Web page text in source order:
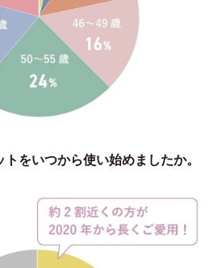
をいつから使い始めましたか。